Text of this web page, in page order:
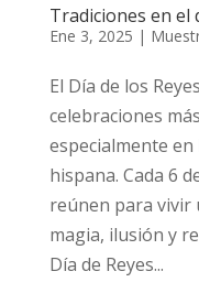
Tradiciones en el
Ene 3, 2025 |
El Día de los
celebraciones
especialmente
hispana. Cada 6
reúnen para vivir
magia, ilusión y
Día de Reyes...